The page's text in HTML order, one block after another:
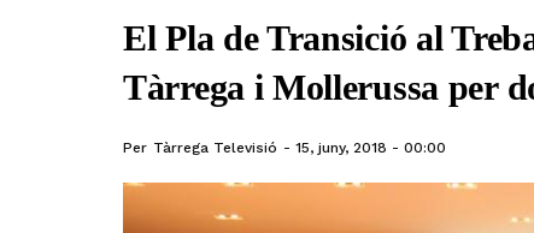
El Pla de Transició al
Tàrrega i Mollerussa per
Per Tàrrega Televisió 15, juny, 2018 - 00:00